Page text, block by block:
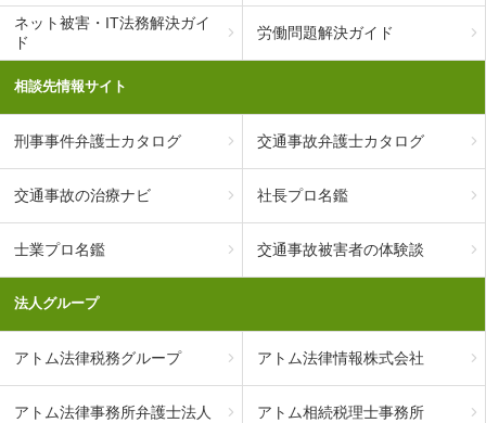
ネット被害・IT法務解決ガイ
ド
労働問題解決ガイド
相談先情報サイト
刑事事件弁護士カタログ 交通事故弁護士カタログ
交通事故の治療ナビ 社長プロ名鑑
士業プロ名鑑 交通事故被害者の体験談
法人グループ
アトム法律税務グループ アトム法律情報株式会社
アトム法律事務所弁護士法人 アトム相続税理士事務所